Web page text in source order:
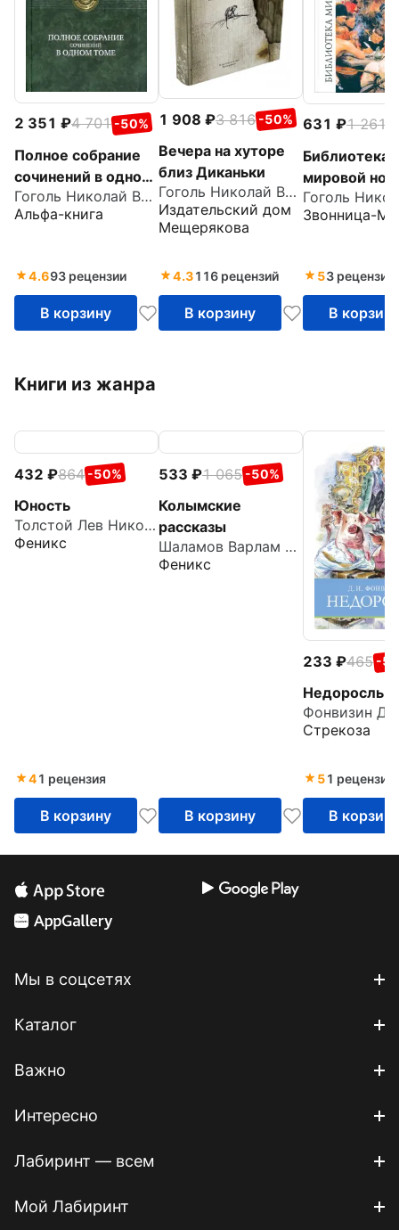
2 351 4 701 -50%
Полное собрание
сочинений в одном
томе
Гоголь Николай Васильевич
Альфа-книга
4.693 рецензии
В корзину
1 908 3 816 -50%
Вечера на хуторе
близ Диканьки
Гоголь Николай Васильевич
Издательский дом
Мещерякова
4.3116 рецензий
В корзину
631 1 261
Библиотека
мировой
Николай
Васильевич
Звонница-МГ
53 рецензии
В корзину
Книги из жанра
432 864 -50%
Юность
Толстой Лев Николаевич
Феникс
41 рецензия
В корзину
533 1 065 -50%
Колымские
рассказы
Шаламов Варлам Тихонович
Феникс
В корзину
233 465 -
Недоросль
Стрекоза
51 рецензия
В корзину
Мы в соцсетях
Каталог
Важно
Интересно
Лабиринт — всем
Мой Лабиринт